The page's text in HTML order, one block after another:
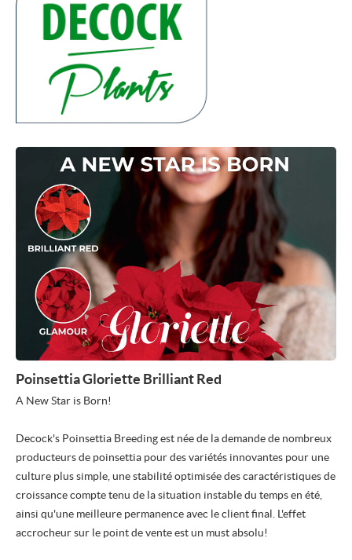
Poinsettia Gloriette Brilliant Red
A New Star is Born!
Decock's Poinsettia Breeding est née de la demande de nombreux
producteurs de poinsettia pour des variétés innovantes pour une
culture plus simple, une stabilité optimisée des caractéristiques de
croissance compte tenu de la situation instable du temps en été,
ainsi qu'une meilleure permanence avec le client final. L'effet
accrocheur sur le point de vente est un must absolu!